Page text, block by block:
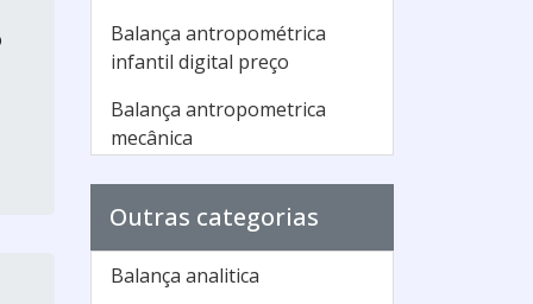
Balança antropométrica
infantil digital preço
Balança antropometrica
mecânica
Balança antropométrica
micheletti
pediátrica
Outras categorias
Balança analitica